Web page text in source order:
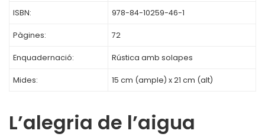
ISBN: 978-84-10259-46-1
Pàgines: 72
Enquadernació: Rústica amb solapes
Mides: 15 cm (ample) x 21 cm (alt)
L’alegria de l’aigua